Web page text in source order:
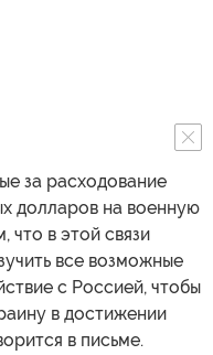
за расходование
долларов на военную
что в этой связи
все возможные
с Россией, чтобы
в достижении
в письме.